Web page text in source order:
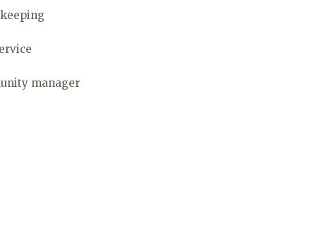
manager